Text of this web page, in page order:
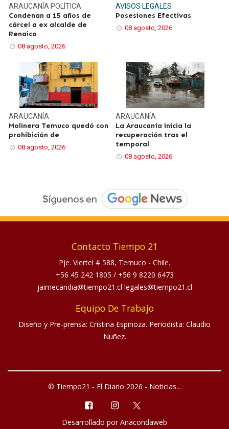
ARAUCANÍA POLÍTICA
Condenan a 15 años de
cárcel a ex alcalde de
Renaico
08 agosto, 2026
AVISOS LEGALES
Posesiones Efectivas
08 agosto, 2026
ARAUCANÍA
Molinera Temuco quedó con
prohibición de
08 agosto, 2026
ARAUCANÍA
La Araucanía inicia la
recuperación tras el
temporal
08 agosto, 2026
Contacto Tiempo 21
Pje. Viertel # 588, Temuco - Chile.
+56 45 242 1805 / +56 9 8220 6473
jaimecandia@tiempo21.cl legales@tiempo21.cl
Equipo De Trabajo
Diseño y Pre-prensa: Cristina Espinoza. Periodista: Claudio
Nuñez.
© Tiempo21 - El Diario 2026 - Noticias...
Desarrollado por Anacondaweb